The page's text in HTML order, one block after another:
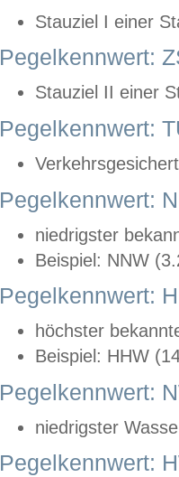
Stauziel I einer
Pegelkennwert:
Stauziel II einer
Pegelkennwert:
Pegelkennwert:
niedrigster
Beispiel: NNW
Pegelkennwert:
höchster
Beispiel: HHW
Pegelkennwert:
niedrigster
Pegelkennwert: